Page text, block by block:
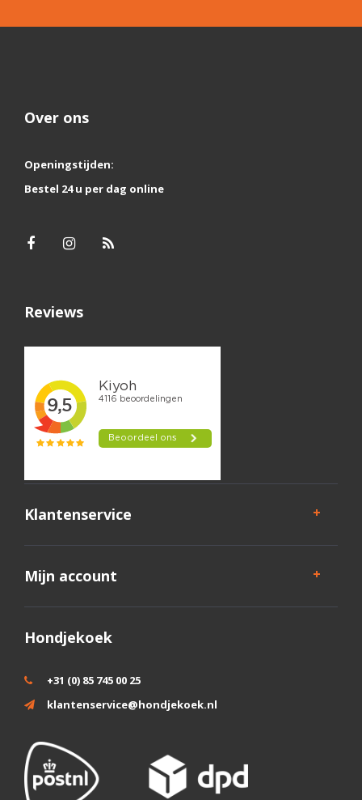
Over ons
Openingstijden:
Bestel 24 u per dag online
Reviews
Klantenservice
Mijn account
Hondjekoek
+31 (0) 85 745 00 25
klantenservice@hondjekoek.nl